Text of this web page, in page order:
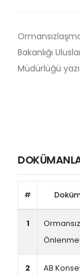
Bakanlığı
Müdürlüğü
#
1
2 AB